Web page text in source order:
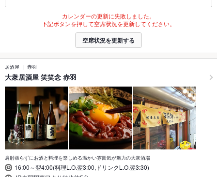
カレンダーの更新に失敗しました。
下記ボタンを押して空席状況を更新してください。
空席状況を更新する
居酒屋 赤羽
大衆居酒屋 笑笑念 赤羽
肩肘張らずにお酒と料理を楽しめる温かい雰囲気が魅力の大衆酒場
16:00～翌4:00(料理L.O.翌3:00,ドリンクL.O.翌3:30)